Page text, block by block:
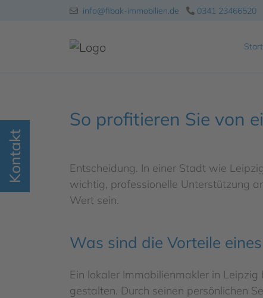
info@fibak-immobilien.de 0341 23466520
So profitieren Sie von
Entscheidung. In einer Stadt wie
wichtig, professionelle Unterstützung
Wert sein.
Was sind die Vorteile
Ein lokaler Immobilienmakler in
gestalten. Durch seinen persönlichen
Kontakt